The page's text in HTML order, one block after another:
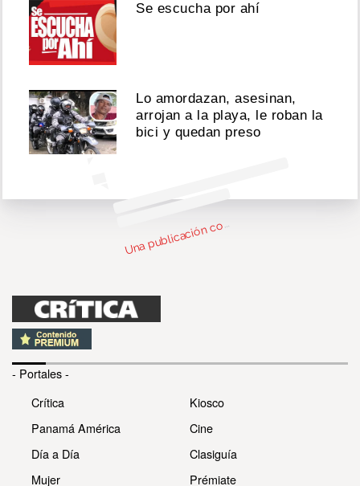
Ver
esta
publicación
en
U
om
d
p
p)
Se escucha por ahí
Lo amordazan, asesinan,
arrojan a la playa, le roban la
bici y quedan preso
- Portales -
Crítica
Panamá América
Día a Día
Mujer
Kiosco
Cine
Clasiguía
Prémiate